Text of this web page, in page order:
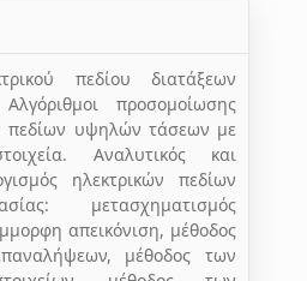
πεδίου διατάξεων
προσομοίωσης
πεδίων υψηλών τάσεων με
Αναλυτικός και
ηλεκτρικών πεδίων
μετασχηματισμός
απεικόνιση, μέθοδος
μέθοδος των